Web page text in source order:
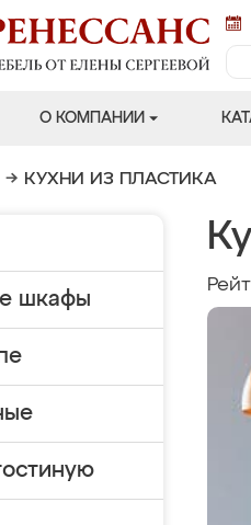
О КОМПАНИИ
→ КУХНИ ИЗ ПЛАСТИКА
шкафы